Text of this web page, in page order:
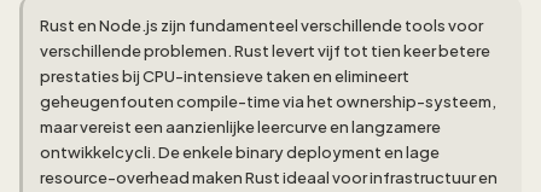
Rust en Node.js zijn fundamenteel verschillende tools voor
verschillende problemen. Rust levert vijf tot tien keer betere
prestaties bij CPU-intensieve taken en elimineert
geheugenfouten compile-time via het ownership-systeem,
maar vereist een aanzienlijke leercurve en langzamere
ontwikkelcycli. De enkele binary deployment en lage
resource-overhead maken Rust ideaal voor infrastructuur en